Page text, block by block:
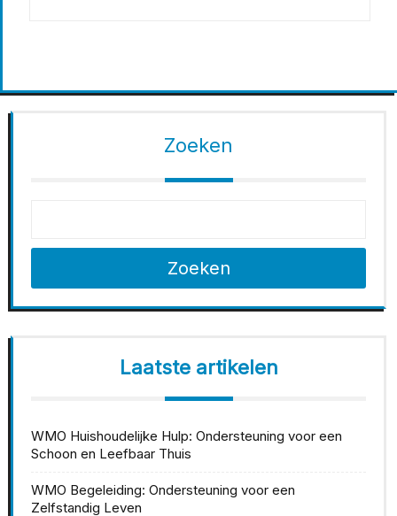
Zoeken
Zoeken
Laatste artikelen
WMO Huishoudelijke Hulp: Ondersteuning voor een
Schoon en Leefbaar Thuis
WMO Begeleiding: Ondersteuning voor een
Zelfstandig Leven